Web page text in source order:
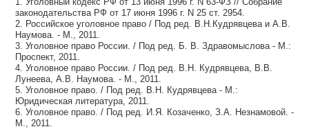
законодательства РФ от 17 июня 1996 г. N 25 ст. 2954.
2. Российское уголовное право / Под ред. В.Н.Кудрявцева и А.В.
Наумова. - М., 2011.
3. Уголовное право России. / Под ред. Б. В. Здравомыслова - М.:
Проспект, 2011.
4. Уголовное право России. / Под ред. В.Н. Кудрявцева, В.В.
Лунеева, А.В. Наумова. - М., 2011.
5. Уголовное право. / Под ред. В.Н. Кудрявцева - М.:
Юридическая литература, 2011.
6. Уголовное право. / Под ред. И.Я. Козаченко, З.А. Незнамовой. -
М., 2011.